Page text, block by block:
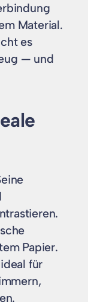
Material.
es
— und
Papier.
für